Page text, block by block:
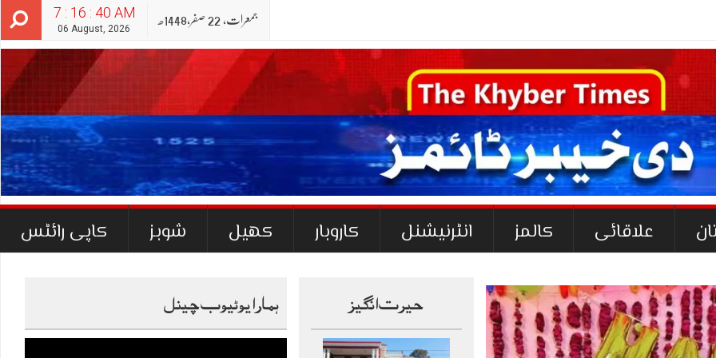
7 : 16 : 41 AM
06 August, 2026
جمعرات‬‮, 22 صفر‬,1448ھ
علاقائی کالمز انٹرنیشنل کاروبار کھیل شوبز کاپی رائٹس
ہمارا یوٹیوب چینل حیرت انگیز